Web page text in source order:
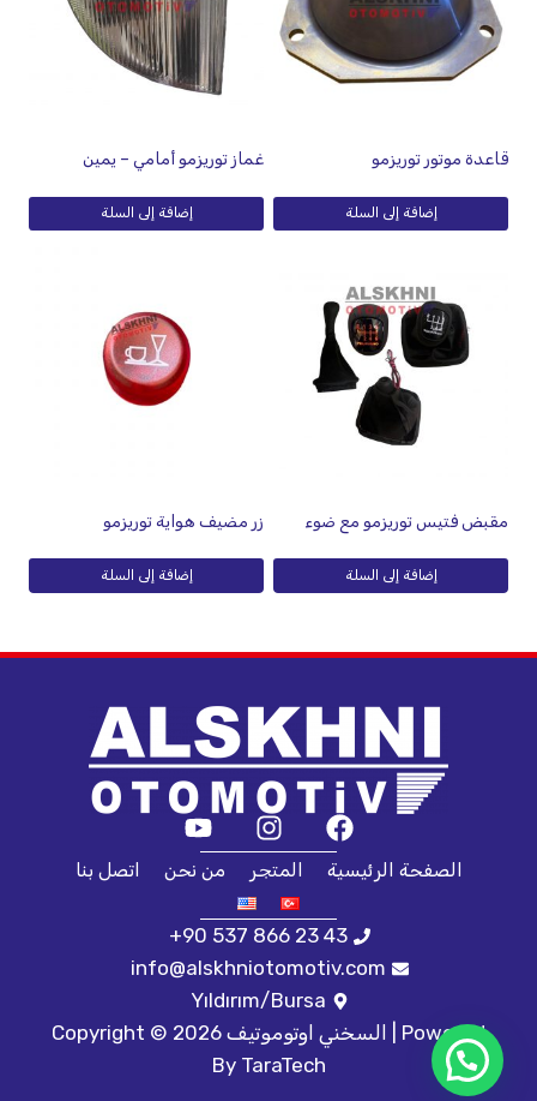
قاعدة موتور توريزمو
إضافة إلى السلة
غماز توريزمو أمامي – يمين
إضافة إلى السلة
مقبض فتيس توريزمو مع ضوء
إضافة إلى السلة
زر مضيف هواية توريزمو
إضافة إلى السلة
الصفحة الرئيسية المتجر من نحن اتصل بنا
+90 537 866 23 43
info@alskhniotomotiv.com
Yıldırım/Bursa
Copyright © 2026 السخني اوتوموتيف | Powered
By TaraTech